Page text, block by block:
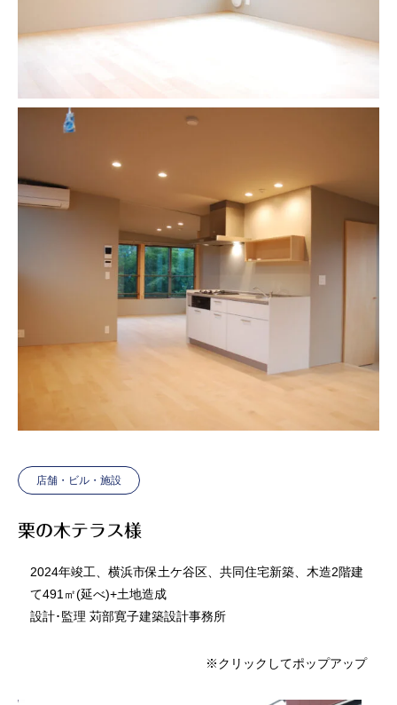
店舗・ビル・施設
栗の木テラス様
2024年竣工、横浜市保土ケ谷区、共同住宅新築、木造2階建
て491㎡(延べ)+土地造成
設計･監理 苅部寛子建築設計事務所
※クリックしてポップアップ